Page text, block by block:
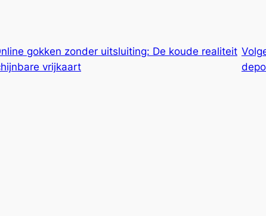
gokken zonder uitsluiting: De koude realiteit
vrijkaart